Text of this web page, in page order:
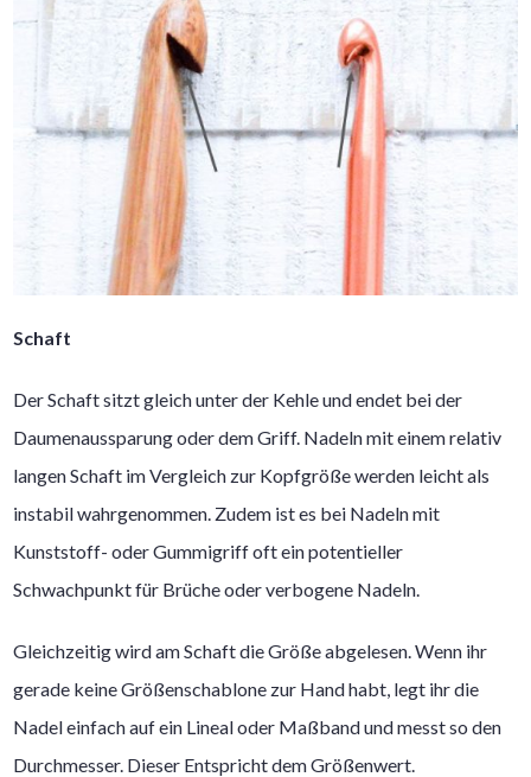
Schaft
Der Schaft sitzt gleich unter der Kehle und endet bei der
Daumenaussparung oder dem Griff. Nadeln mit einem relativ
langen Schaft im Vergleich zur Kopfgröße werden leicht als
instabil wahrgenommen. Zudem ist es bei Nadeln mit
Kunststoff- oder Gummigriff oft ein potentieller
Schwachpunkt für Brüche oder verbogene Nadeln.
Gleichzeitig wird am Schaft die Größe abgelesen. Wenn ihr
gerade keine Größenschablone zur Hand habt, legt ihr die
Nadel einfach auf ein Lineal oder Maßband und messt so den
Durchmesser. Dieser Entspricht dem Größenwert.